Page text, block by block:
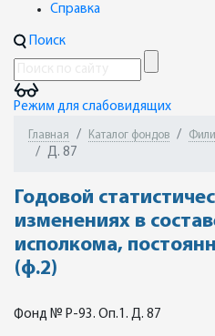
Справка
Поиск
Режим для слабовидящих
Главная Каталог фондов
Д. 87
Годовой
изменениях в
исполкома,
(ф.2)
Фонд № Р-93. Оп.1. Д. 87